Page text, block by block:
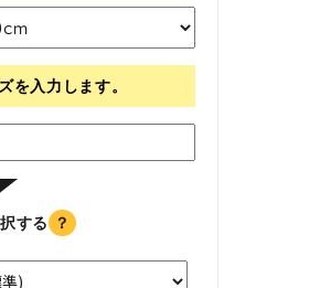
を入力します。
する ？